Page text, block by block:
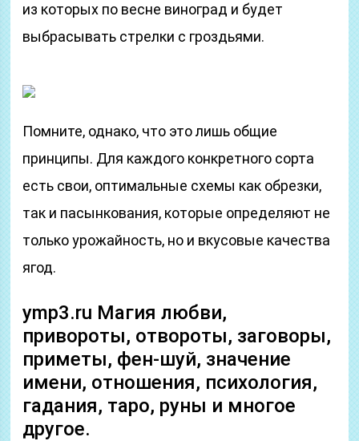
из которых по весне виноград и будет
выбрасывать стрелки с гроздьями.
Помните, однако, что это лишь общие
принципы. Для каждого конкретного сорта
есть свои, оптимальные схемы как обрезки,
так и пасынкования, которые определяют не
только урожайность, но и вкусовые качества
ягод.
ymp3.ru Магия любви,
привороты, отвороты, заговоры,
приметы, фен-шуй, значение
имени, отношения, психология,
гадания, таро, руны и многое
другое.